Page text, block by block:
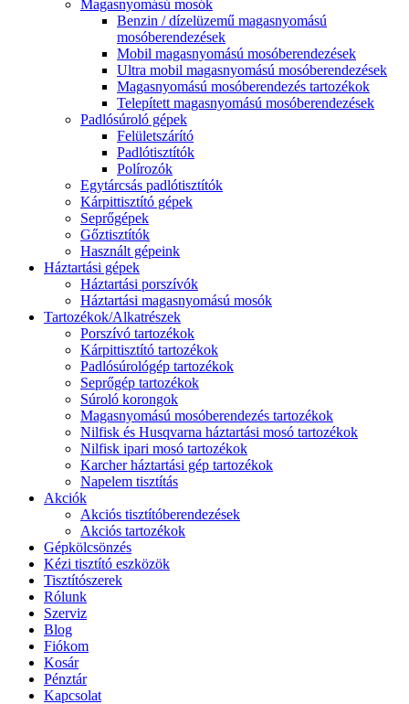
Magasnyomású mosók
Benzin / dízelüzemű magasnyomású
mosóberendezések
Mobil magasnyomású mosóberendezések
Ultra mobil magasnyomású mosóberendezések
Magasnyomású mosóberendezés tartozékok
Telepített magasnyomású mosóberendezések
Padlósúroló gépek
Felületszárító
Padlótisztítók
Polírozók
Egytárcsás padlótisztítók
Kárpittisztító gépek
Seprőgépek
Gőztisztítók
Használt gépeink
Háztartási gépek
Háztartási porszívók
Háztartási magasnyomású mosók
Tartozékok/Alkatrészek
Porszívó tartozékok
Kárpittisztító tartozékok
Padlósúrológép tartozékok
Seprőgép tartozékok
Súroló korongok
Magasnyomású mosóberendezés tartozékok
Nilfisk és Husqvarna háztartási mosó tartozékok
Nilfisk ipari mosó tartozékok
Karcher háztartási gép tartozékok
Napelem tisztítás
Akciók
Akciós tisztítóberendezések
Akciós tartozékok
Gépkölcsönzés
Kézi tisztító eszközök
Tisztítószerek
Rólunk
Szerviz
Blog
Fiókom
Kosár
Pénztár
Kapcsolat